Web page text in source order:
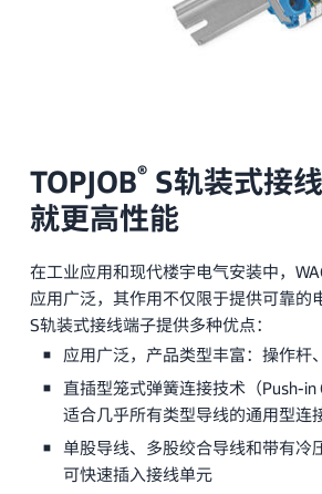
TOPJOB® S轨装式接
就更高性能
在工业应用和现代楼宇电气安装中，
应用广泛，其作用不仅限于提供可靠的
S轨装式接线端子提供多种优点：
应用广泛，产品类型丰富：操作杆
直插型笼式弹簧连接技术（Push-in
适合几乎所有类型导线的通用型连
单股导线、多股绞合导线和带有冷
可快速插入接线单元